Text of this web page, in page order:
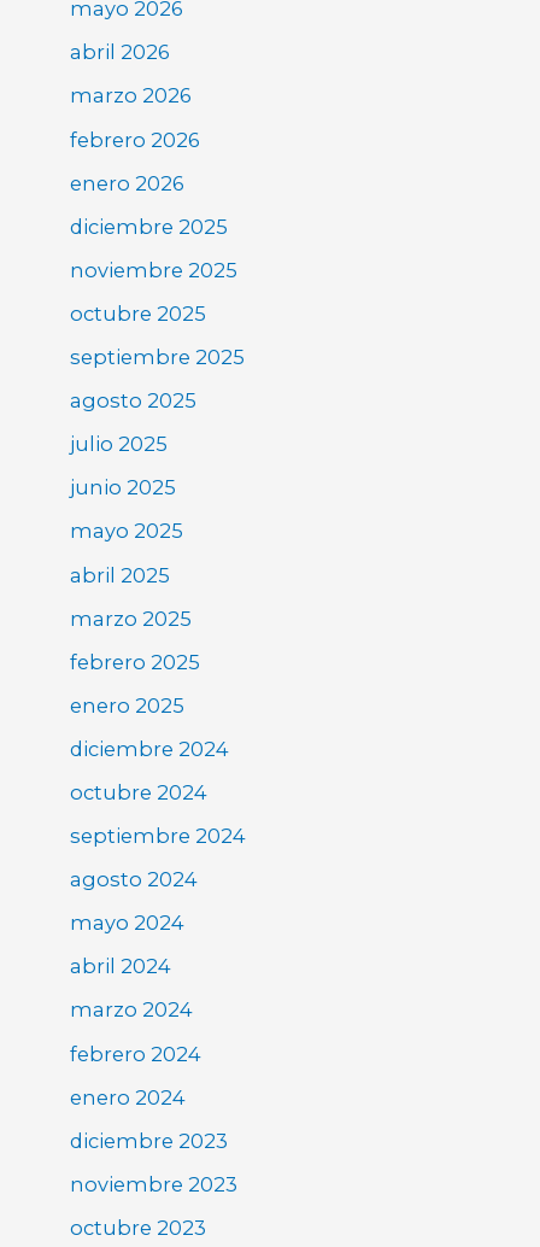
mayo 2026
abril 2026
marzo 2026
febrero 2026
enero 2026
diciembre 2025
noviembre 2025
octubre 2025
septiembre 2025
agosto 2025
julio 2025
junio 2025
mayo 2025
abril 2025
marzo 2025
febrero 2025
enero 2025
diciembre 2024
octubre 2024
septiembre 2024
agosto 2024
mayo 2024
abril 2024
marzo 2024
febrero 2024
enero 2024
diciembre 2023
noviembre 2023
octubre 2023